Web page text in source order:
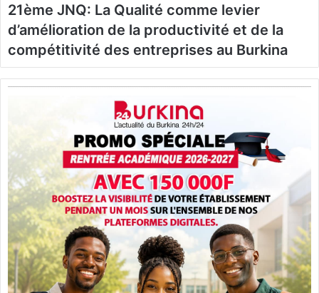
21ème JNQ: La Qualité comme levier
d’amélioration de la productivité et de la
compétitivité des entreprises au Burkina